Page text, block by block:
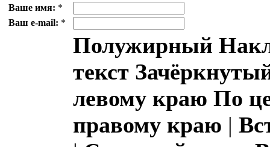
Ваше имя: *
Ваш e-mail: *
Полужирный
текст
левому краю По
правому краю |